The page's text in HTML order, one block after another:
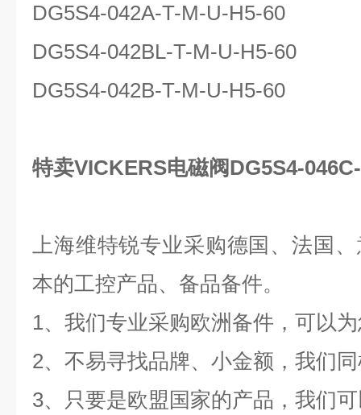
DG5S4-042A-T-M-U-H5-60
DG5S4-042BL-T-M-U-H5-60
DG5S4-042B-T-M-U-H5-60
特卖VICKERS电磁阀DG5S4-
上海维特锐专业采购德国、法国
本的工控产品、备品备件。
1、我们专业采购欧洲备件，可以
2、不易寻找品牌、小金额，我们
3、只要是欧盟国家的产品，我们